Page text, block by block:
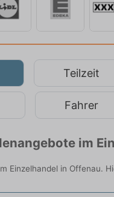
Teilzeit
Fahrer
im
Einzelhandel in Offenau.